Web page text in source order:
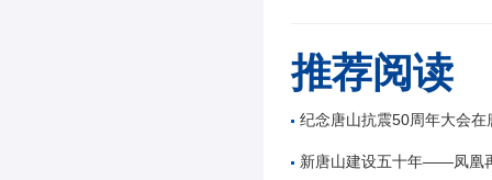
推荐阅读
纪念唐山抗震50周年大会在
新唐山建设五十年——凤凰